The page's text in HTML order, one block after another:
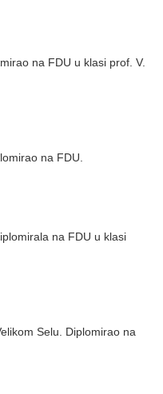
na FDU u klasi prof. V.
na FDU.
na FDU u klasi
Selu. Diplomirao na